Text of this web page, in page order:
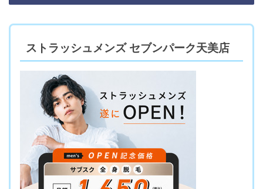
ストラッシュメンズ セブンパーク天美店